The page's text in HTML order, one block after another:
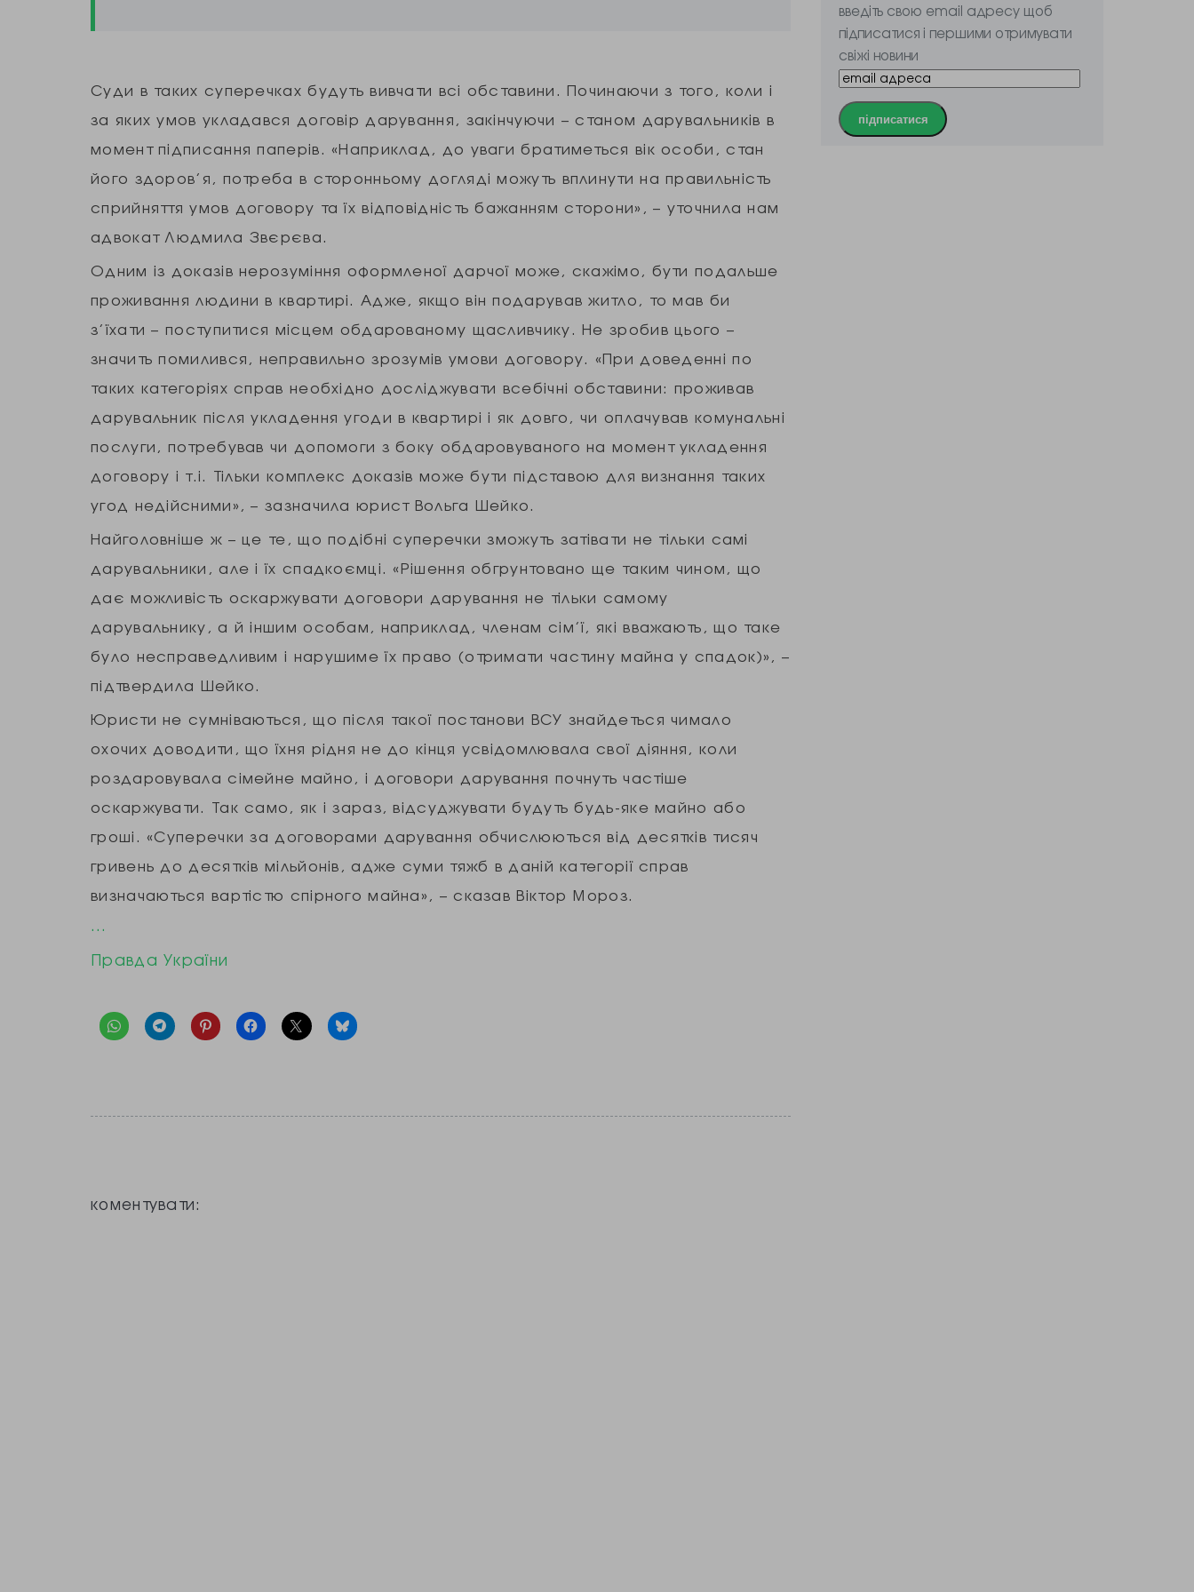
Суди в таких суперечках будуть вивчати всі обставини. Починаючи з того, коли і
за яких умов укладався договір дарування, закінчуючи – станом дарувальників в
момент підписання паперів. «Наприклад, до уваги братиметься вік особи, стан
його здоров’я, потреба в сторонньому догляді можуть вплинути на правильність
сприйняття умов договору та їх відповідність бажанням сторони», – уточнила нам
адвокат Людмила Звєрєва.
Одним із доказів нерозуміння оформленої дарчої може, скажімо, бути подальше
проживання людини в квартирі. Адже, якщо він подарував житло, то мав би
з’їхати – поступитися місцем обдарованому щасливчику. Не зробив цього –
значить помилився, неправильно зрозумів умови договору. «При доведенні по
таких категоріях справ необхідно досліджувати всебічні обставини: проживав
дарувальник після укладення угоди в квартирі і як довго, чи оплачував комунальні
послуги, потребував чи допомоги з боку обдаровуваного на момент укладення
договору і т.і. Тільки комплекс доказів може бути підставою для визнання таких
угод недійсними», – зазначила юрист Вольга Шейко.
Найголовніше ж – це те, що подібні суперечки зможуть затівати не тільки самі
дарувальники, але і їх спадкоємці. «Рішення обгрунтовано ще таким чином, що
дає можливість оскаржувати договори дарування не тільки самому
дарувальнику, а й іншим особам, наприклад, членам сім’ї, які вважають, що таке
було несправедливим і нарушиме їх право (отримати частину майна у спадок)», –
підтвердила Шейко.
Юристи не сумніваються, що після такої постанови ВСУ знайдеться чимало
охочих доводити, що їхня рідня не до кінця усвідомлювала свої діяння, коли
роздаровувала сімейне майно, і договори дарування почнуть частіше
оскаржувати. Так само, як і зараз, відсуджувати будуть будь-яке майно або
гроші. «Суперечки за договорами дарування обчислюються від десятків тисяч
гривень до десятків мільйонів, адже суми тяжб в даній категорії справ
визначаються вартістю спірного майна», – сказав Віктор Мороз.
…
Правда України
коментувати:
введіть свою email адресу щоб
підписатися і першими отримувати
свіжі новини
підписатися